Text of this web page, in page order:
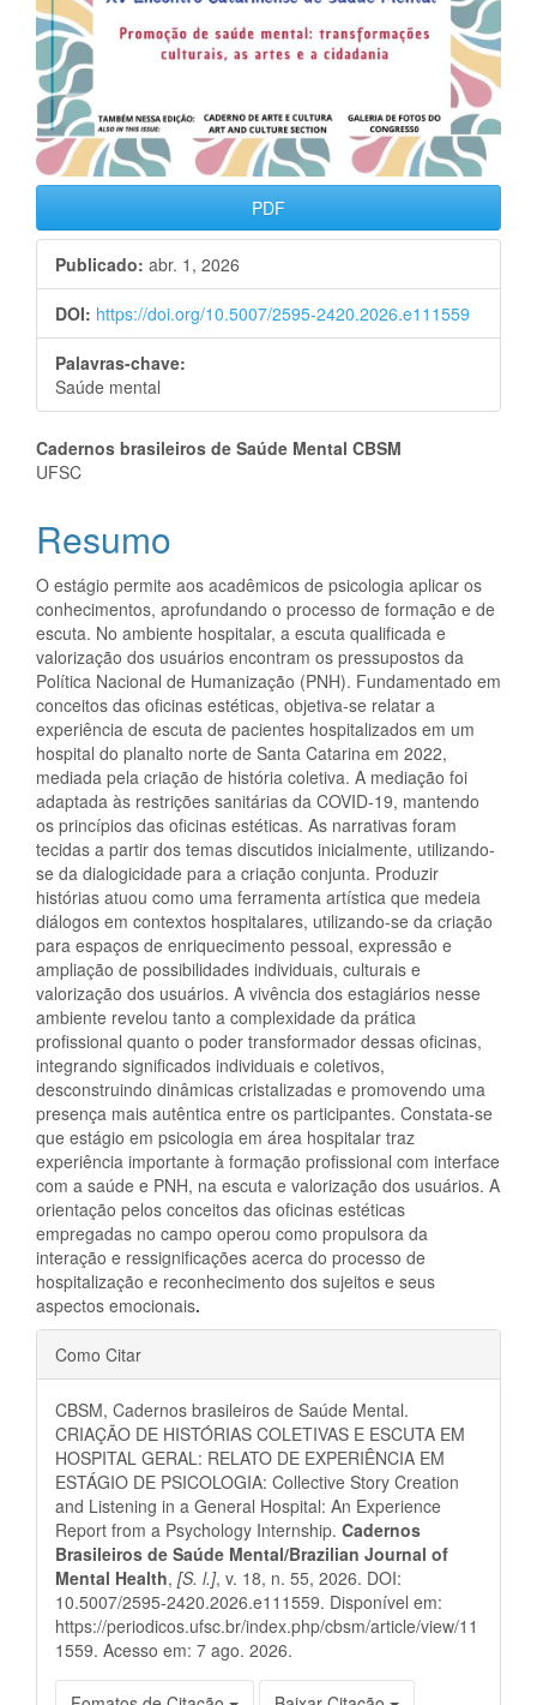
PDF
Publicado: abr. 1, 2026
DOI: https://doi.org/10.5007/2595-2420.2026.e111559
Palavras-chave:
Saúde mental
Conteúdo
artigo
principal
Cadernos brasileiros de Saúde Mental CBSM
UFSC
Resumo
O estágio permite aos acadêmicos de psicologia aplicar os
conhecimentos, aprofundando o processo de formação e de
escuta. No ambiente hospitalar, a escuta qualificada e
valorização dos usuários encontram os pressupostos da
Política Nacional de Humanização (PNH). Fundamentado em
conceitos das oficinas estéticas, objetiva-se relatar a
experiência de escuta de pacientes hospitalizados em um
hospital do planalto norte de Santa Catarina em 2022,
mediada pela criação de história coletiva. A mediação foi
adaptada às restrições sanitárias da COVID-19, mantendo
os princípios das oficinas estéticas. As narrativas foram
tecidas a partir dos temas discutidos inicialmente, utilizando-
se da dialogicidade para a criação conjunta. Produzir
histórias atuou como uma ferramenta artística que medeia
diálogos em contextos hospitalares, utilizando-se da criação
para espaços de enriquecimento pessoal, expressão e
ampliação de possibilidades individuais, culturais e
valorização dos usuários. A vivência dos estagiários nesse
ambiente revelou tanto a complexidade da prática
profissional quanto o poder transformador dessas oficinas,
integrando significados individuais e coletivos,
desconstruindo dinâmicas cristalizadas e promovendo uma
presença mais autêntica entre os participantes. Constata-se
que estágio em psicologia em área hospitalar traz
experiência importante à formação profissional com interface
com a saúde e PNH, na escuta e valorização dos usuários. A
orientação pelos conceitos das oficinas estéticas
empregadas no campo operou como propulsora da
interação e ressignificações acerca do processo de
hospitalização e reconhecimento dos sujeitos e seus
aspectos emocionais.
Detalhes
do
artigo
Como Citar
CBSM, Cadernos brasileiros de Saúde Mental.
CRIAÇÃO DE HISTÓRIAS COLETIVAS E ESCUTA EM
HOSPITAL GERAL: RELATO DE EXPERIÊNCIA EM
ESTÁGIO DE PSICOLOGIA: Collective Story Creation
and Listening in a General Hospital: An Experience
Report from a Psychology Internship. Cadernos
Brasileiros de Saúde Mental/Brazilian Journal of
Mental Health, [S. l.], v. 18, n. 55, 2026. DOI:
10.5007/2595-2420.2026.e111559. Disponível em:
https://periodicos.ufsc.br/index.php/cbsm/article/view/11
1559. Acesso em: 7 ago. 2026.